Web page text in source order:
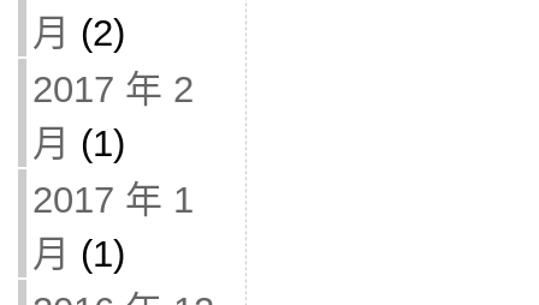
月 (2)
2017 年 2
月 (1)
2017 年 1
月 (1)